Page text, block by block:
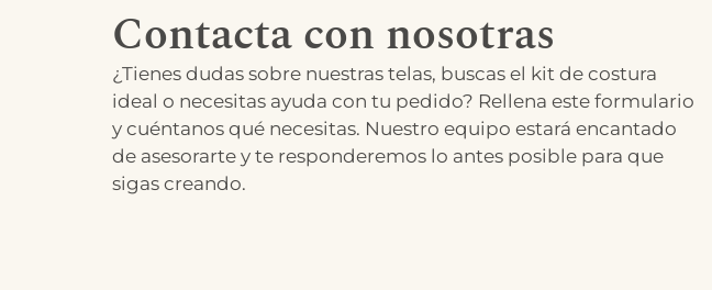
Contacta con nosotras
¿Tienes dudas sobre nuestras telas, buscas el kit de costura
ideal o necesitas ayuda con tu pedido? Rellena este formulario
y cuéntanos qué necesitas. Nuestro equipo estará encantado
de asesorarte y te responderemos lo antes posible para que
sigas creando.